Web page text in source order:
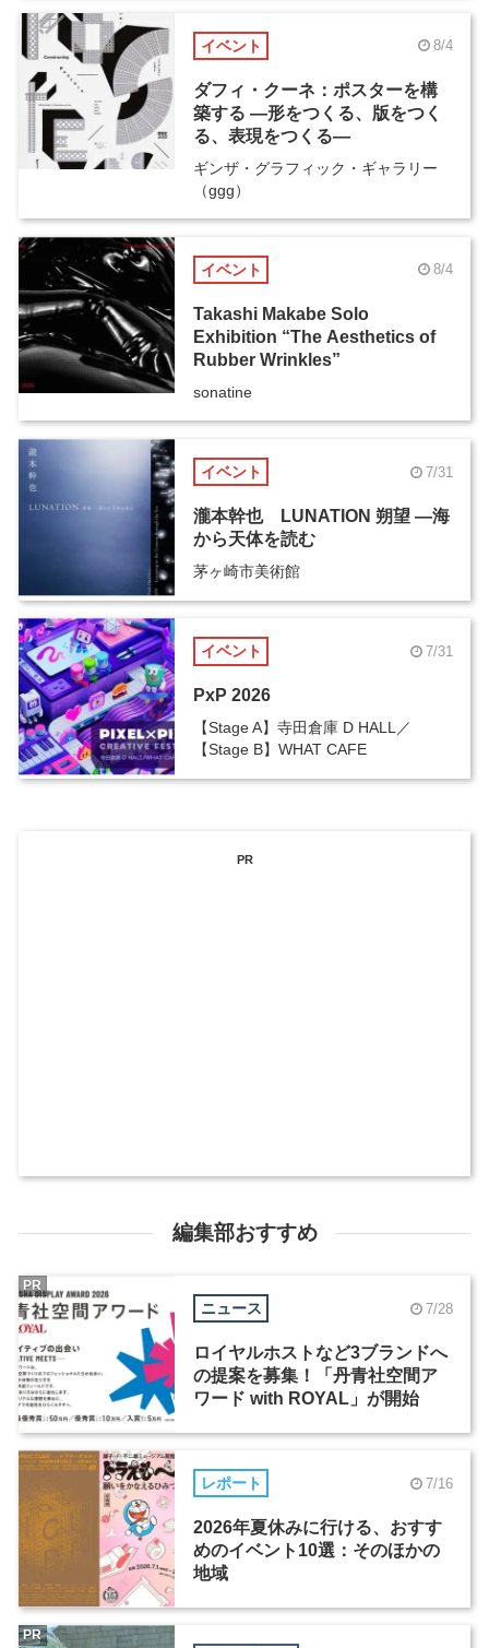
イベント 8/4
ダフィ・クーネ：ポスターを構
築する ―形をつくる、版をつく
る、表現をつくる―
ギンザ・グラフィック・ギャラリー
（ggg）
イベント 8/4
Takashi Makabe Solo
Exhibition “The Aesthetics of
Rubber Wrinkles”
sonatine
イベント 7/31
瀧本幹也 LUNATION 朔望 ―海
から天体を読む
茅ヶ崎市美術館
イベント 7/31
PxP 2026
【Stage A】寺田倉庫 D HALL／
【Stage B】WHAT CAFE
PR
編集部おすすめ
ニュース 7/28
ロイヤルホストなど3ブランドへ
の提案を募集！「丹青社空間ア
ワード with ROYAL」が開始
PR
レポート 7/16
2026年夏休みに行ける、おすす
めのイベント10選：そのほかの
地域
PR